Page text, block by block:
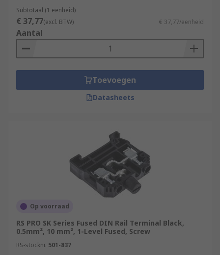
Subtotaal (1 eenheid)
€ 37,77(excl. BTW) € 37,77/eenheid
Aantal
Toevoegen
Datasheets
Op voorraad
RS PRO SK Series Fused DIN Rail Terminal Black,
0.5mm², 10 mm², 1-Level Fused, Screw
RS-stocknr. 501-837